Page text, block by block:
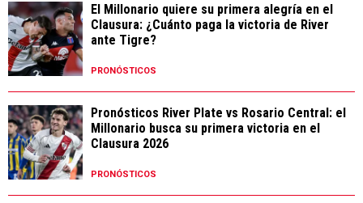
El Millonario quiere su primera alegría en el
Clausura: ¿Cuánto paga la victoria de River
ante Tigre?
PRONÓSTICOS
Pronósticos River Plate vs Rosario Central: el
Millonario busca su primera victoria en el
Clausura 2026
PRONÓSTICOS